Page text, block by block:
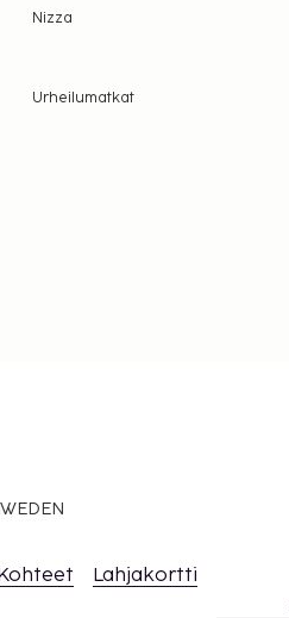
Nizza
Urheilumatkat
Lahjakortti